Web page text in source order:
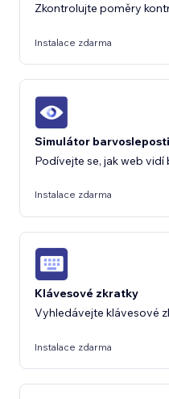
Zkontrolujte poměry
Instalace zdarma
Simulátor barvosleposti
Podívejte se, jak web vidí
Instalace zdarma
Klávesové zkratky
Vyhledávejte klávesové
Instalace zdarma